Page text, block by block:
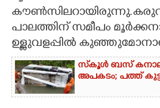
പാലത്തിന് സമീപം
ഉള്ളുവളപ്പിൽ
സ്‌കൂൾ ബസ്
അപകടം; പത്ത്